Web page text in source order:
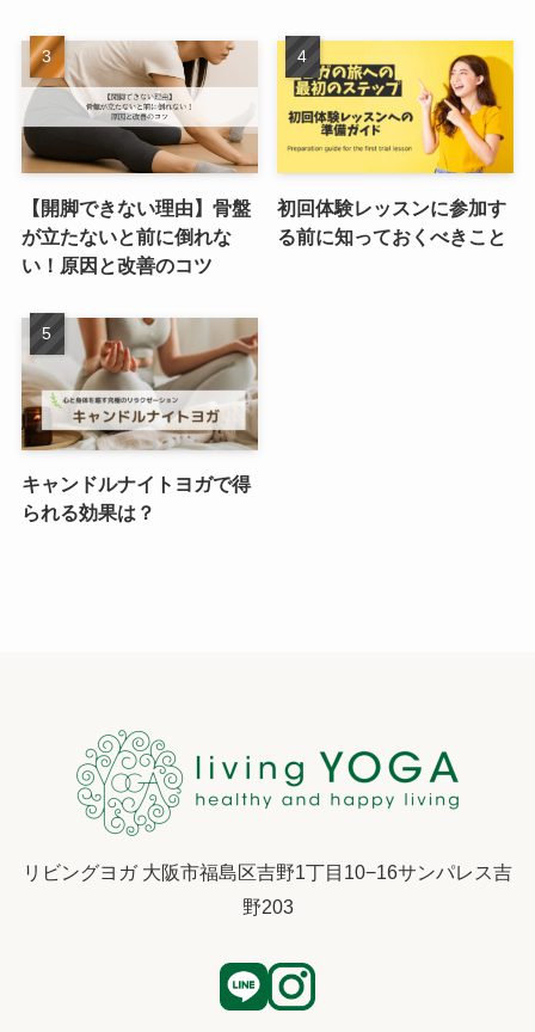
【開脚できない理由】骨盤
が立たないと前に倒れな
い！原因と改善のコツ
初回体験レッスンに参加す
る前に知っておくべきこと
キャンドルナイトヨガで得
られる効果は？
リビングヨガ 大阪市福島区吉野1丁目10−16サンパレス吉
野203